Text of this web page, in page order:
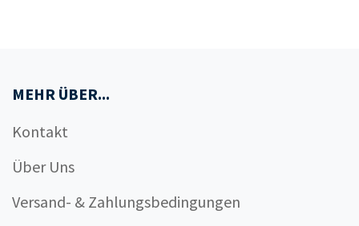
MEHR ÜBER...
Kontakt
Über Uns
Versand- & Zahlungsbedingungen